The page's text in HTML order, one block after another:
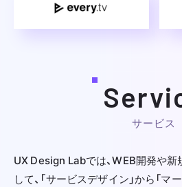
サービス
UX Design Labでは、WEB開発や
して、 「サービスデザイン」から「マ